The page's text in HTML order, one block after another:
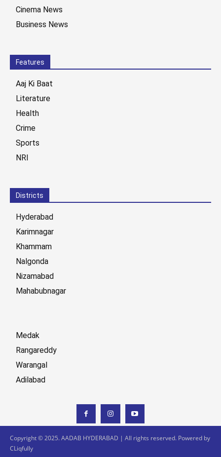
Cinema News
Business News
Features
Aaj Ki Baat
Literature
Health
Crime
Sports
NRI
Districts
Hyderabad
Karimnagar
Khammam
Nalgonda
Nizamabad
Mahabubnagar
Medak
Rangareddy
Warangal
Adilabad
Copyright © 2025. AADAB HYDERABAD | All rights reserved. Powered by
CLiqfully